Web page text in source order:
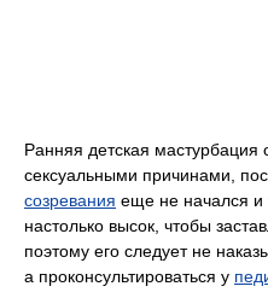
Ранняя детская
сексуальными причинами,
созревания еще не начался и
настолько высок, чтобы
поэтому его следует не
а проконсультироваться у